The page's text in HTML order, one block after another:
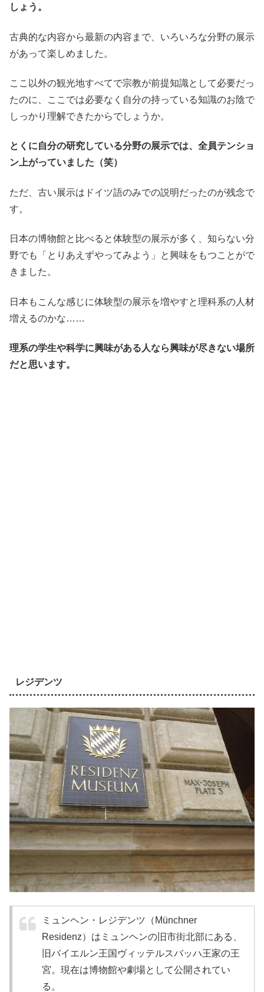
しょう。
古典的な内容から最新の内容まで、いろいろな分野の展示
があって楽しめました。
ここ以外の観光地すべてで宗教が前提知識として必要だっ
たのに、ここでは必要なく自分の持っている知識のお陰で
しっかり理解できたからでしょうか。
とくに自分の研究している分野の展示では、全員テンショ
ン上がっていました（笑）
ただ、古い展示はドイツ語のみでの説明だったのが残念で
す。
日本の博物館と比べると体験型の展示が多く、知らない分
野でも「とりあえずやってみよう」と興味をもつことがで
きました。
日本もこんな感じに体験型の展示を増やすと理科系の人材
増えるのかな……
理系の学生や科学に興味がある人なら興味が尽きない場所
だと思います。
レジデンツ
ミュンヘン・レジデンツ（Münchner
Residenz）はミュンヘンの旧市街北部にある、
旧バイエルン王国ヴィッテルスバッハ王家の王
宮。現在は博物館や劇場として公開されてい
る。